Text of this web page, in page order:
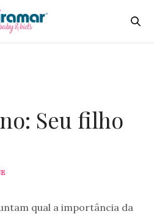
Seu filho
qual a importância da